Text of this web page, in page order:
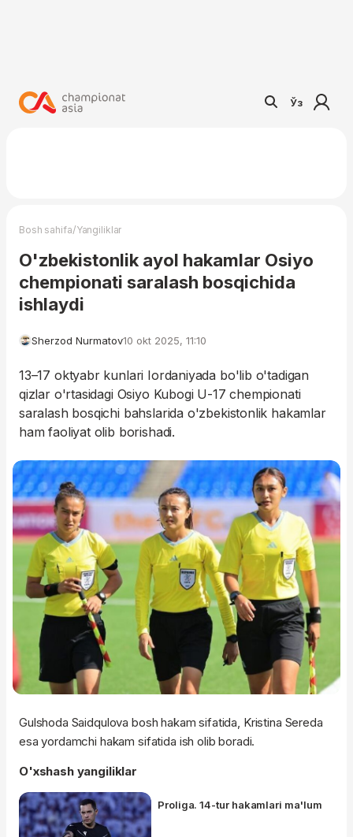
Ўз
Bosh sahifa/Yangiliklar
O'zbekistonlik ayol hakamlar Osiyo
chempionati saralash bosqichida
ishlaydi
Sherzod Nurmatov10 okt 2025, 11:10
13–17 oktyabr kunlari Iordaniyada bo'lib o'tadigan
qizlar o'rtasidagi Osiyo Kubogi U-17 chempionati
saralash bosqichi bahslarida o'zbekistonlik hakamlar
ham faoliyat olib borishadi.
Gulshoda Saidqulova bosh hakam sifatida, Kristina Sereda
esa yordamchi hakam sifatida ish olib boradi.
O'xshash yangiliklar
Proliga. 14-tur hakamlari ma'lum